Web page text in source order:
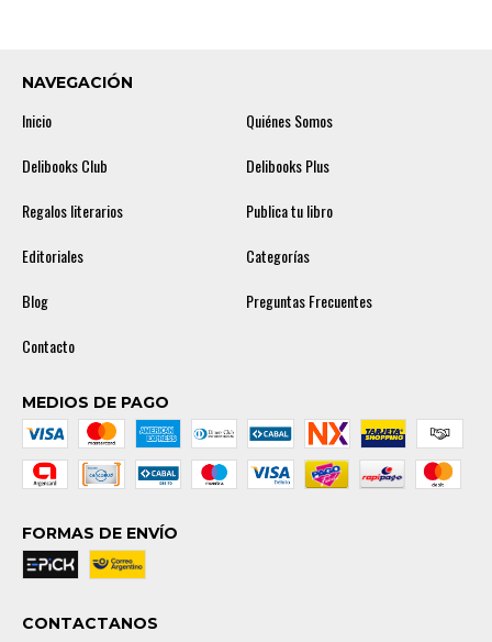
NAVEGACIÓN
Inicio
Quiénes Somos
Delibooks Club
Delibooks Plus
Regalos literarios
Publica tu libro
Editoriales
Categorías
Blog
Preguntas Frecuentes
Contacto
MEDIOS DE PAGO
FORMAS DE ENVÍO
CONTACTANOS